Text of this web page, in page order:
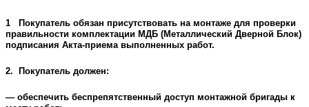
1 Покупатель обязан присутствовать на монтаже для проверки
правильности комплектации МДБ (Металлический Дверной Блок)
подписания Акта-приема выполненных работ.
2. Покупатель должен:
— обеспечить беспрепятственный доступ монтажной бригады к